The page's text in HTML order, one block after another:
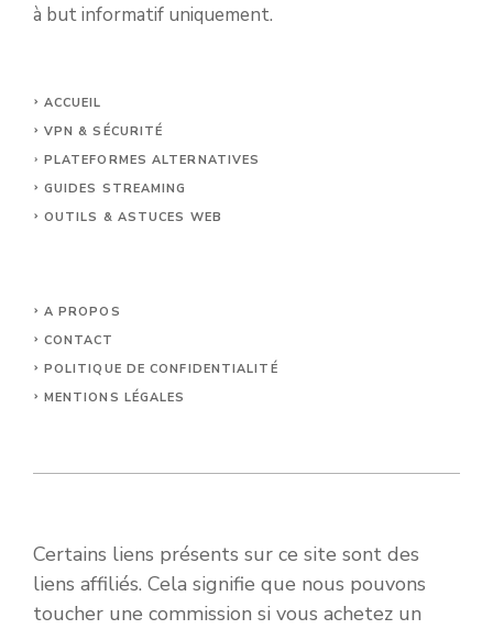
à but informatif uniquement.
ACCUEIL
VPN & SÉCURITÉ
PLATEFORMES ALTERNATIVES
GUIDES STREAMING
OUTILS & ASTUCES WEB
A PROPOS
CONTACT
POLITIQUE DE CONFIDENTIALITÉ
MENTIONS LÉGALES
Certains liens présents sur ce site sont des
liens affiliés. Cela signifie que nous pouvons
toucher une commission si vous achetez un